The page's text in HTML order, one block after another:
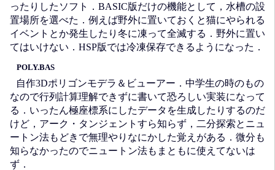
ったりしたソフト．BASIC版だけの機能として，水槽の設
置場所を選べた．例えば野外に置いておくと猫にやられる
イベントとか発生したり冬に凍って全滅する．野外に置い
てはいけない．HSP版では冷凍保存できるようになった．
POLY.BAS
自作3Dポリゴンモデラ＆ビューアー．中学生の時のもの
なので行列計算理解できずに書いて恐ろしい実装になって
る．いったん極座標系にしたデータを生成したりするのだ
けど，アーク・タンジェントすら知らず，二分探索とニュ
ートン法もどきで無理やりなにかした覚えがある．微分も
知らなかったのでニュートン法もまともに使えてないは
ず．